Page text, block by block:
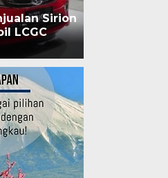
Sirion
LCGC